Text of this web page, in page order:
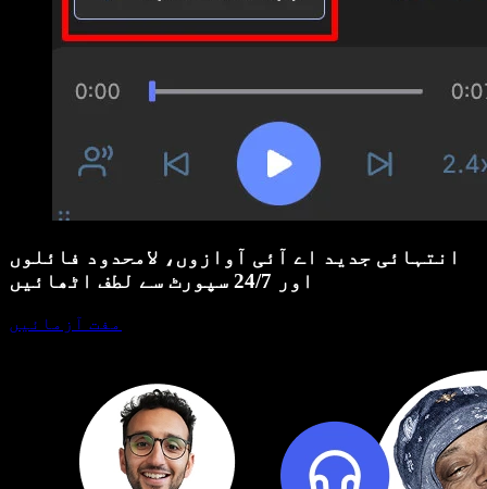
انتہائی جدید اے آئی آوازوں، لامحدود فائلوں
اور 24/7 سپورٹ سے لطف اٹھائیں
مفت آزمائیں